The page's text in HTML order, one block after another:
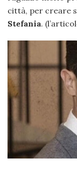
città, per creare
Stefania.